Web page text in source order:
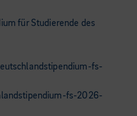
für Studierende des
fs-
fs-2026-